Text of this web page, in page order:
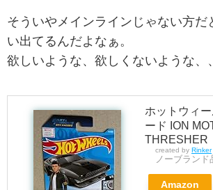
そういやメインラインじゃない方だ
い出てるんだよなぁ。
欲しいような、欲しくないような、
ホットウィ
ード ION
THRESHER
created by Rinker
ノーブランド
Amazon